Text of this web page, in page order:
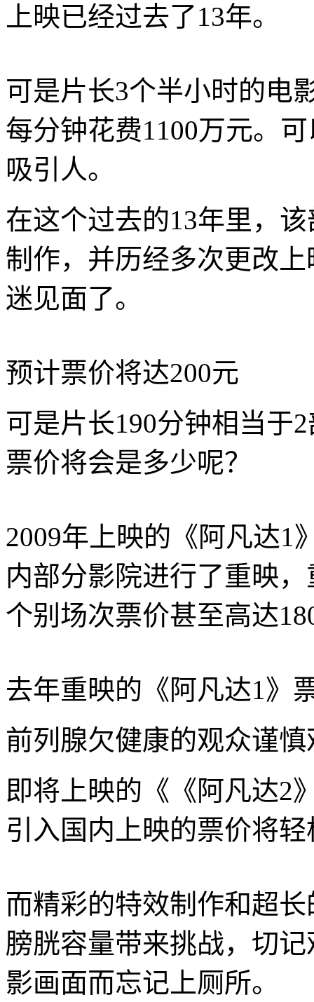
上映已经过去了13年。
可是片长3个半小时的电
每分钟花费1100万元。
吸引人。
在这个过去的13年里，
制作，并历经多次更改
迷见面了。
预计票价将达200元
可是片长190分钟相当于
票价将会是多少呢？
2009年上映的《阿凡达1
内部分影院进行了重映
个别场次票价甚至高达
去年重映的《阿凡达1》
前列腺欠健康的观众谨慎
即将上映的《《阿凡达2
引入国内上映的票价将
而精彩的特效制作和超
膀胱容量带来挑战，切
影画面而忘记上厕所。